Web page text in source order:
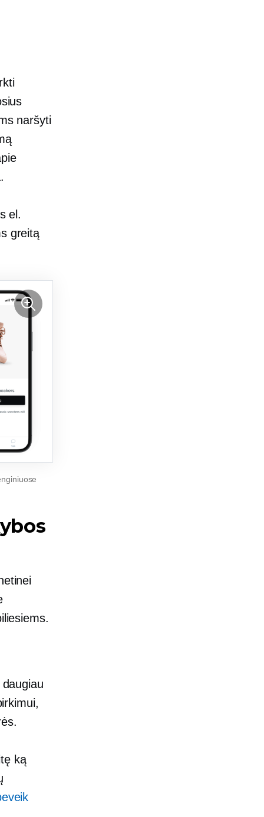
naršyti
el.
greitą
ką